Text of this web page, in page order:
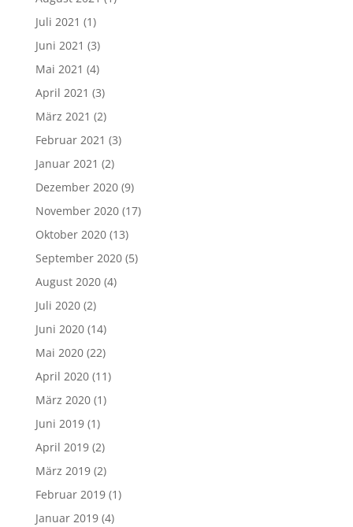
Juli 2021 (1)
Juni 2021 (3)
Mai 2021 (4)
April 2021 (3)
März 2021 (2)
Februar 2021 (3)
Januar 2021 (2)
Dezember 2020(9)
November 2020(17)
Oktober 2020(13)
September 2020(5)
August 2020(4)
Juli 2020(2)
Juni 2020(14)
Mai 2020(22)
April 2020(11)
März 2020(1)
Juni 2019(1)
April 2019(2)
März 2019(2)
Februar 2019(1)
Januar 2019(4)